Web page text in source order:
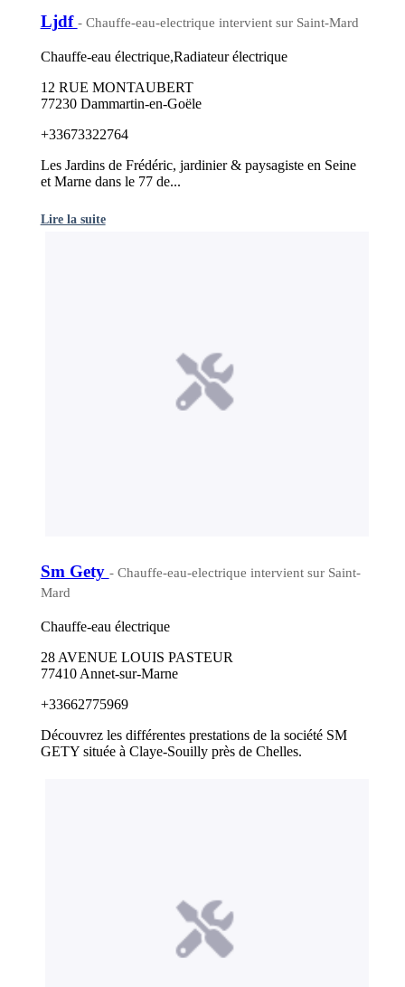
Ljdf - Chauffe-eau-electrique intervient sur Saint-Mard
Chauffe-eau électrique,Radiateur électrique
12 RUE MONTAUBERT
77230 Dammartin-en-Goële
+33673322764
Les Jardins de Frédéric, jardinier & paysagiste en Seine
et Marne dans le 77 de...
Lire la suite
Sm Gety - Chauffe-eau-electrique intervient sur Saint-
Mard
Chauffe-eau électrique
28 AVENUE LOUIS PASTEUR
77410 Annet-sur-Marne
+33662775969
Découvrez les différentes prestations de la société SM
GETY située à Claye-Souilly près de Chelles.